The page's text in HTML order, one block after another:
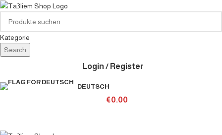
Kategorie
Search
Login / Register
DEUTSCH
€0.00